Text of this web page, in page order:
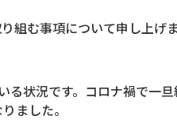
組む事項について申し上げま
状況です。コロナ禍で一
ました。